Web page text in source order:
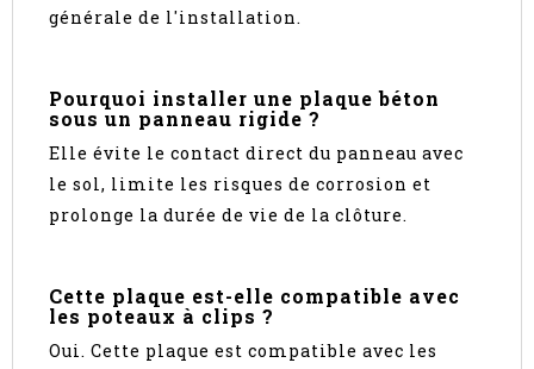
générale de l'installation.
Pourquoi installer une plaque béton
sous un panneau rigide ?
Elle évite le contact direct du panneau avec
le sol, limite les risques de corrosion et
prolonge la durée de vie de la clôture.
Cette plaque est-elle compatible avec
les poteaux à clips ?
Oui. Cette plaque est compatible avec les